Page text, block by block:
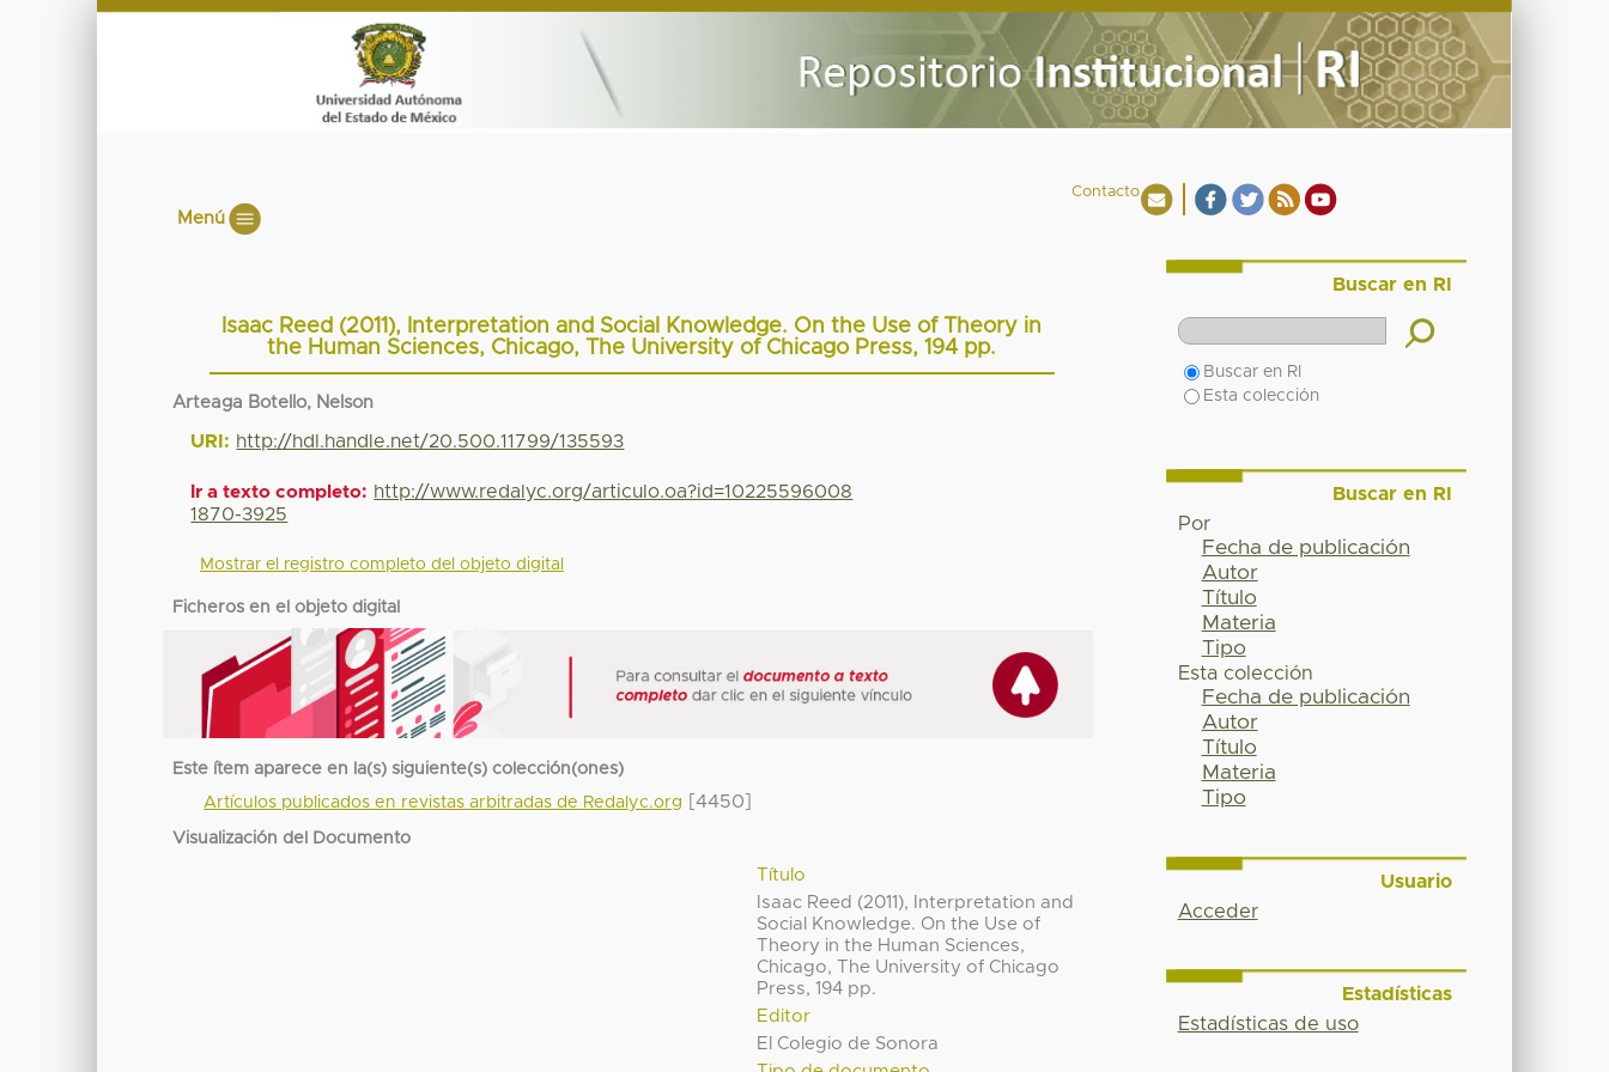
Contacto
Menú
Isaac Reed (2011), Interpretation and Social Knowledge. On the Use of Theory in
the Human Sciences, Chicago, The University of Chicago Press, 194 pp.
Arteaga Botello, Nelson
URI: http://hdl.handle.net/20.500.11799/135593
Ir a texto completo: http://www.redalyc.org/articulo.oa?id=10225596008
1870-3925
Mostrar el registro completo del objeto digital
Ficheros en el objeto digital
Este ítem aparece en la(s) siguiente(s) colección(ones)
Artículos publicados en revistas arbitradas de Redalyc.org
[4450]
Visualización del Documento
Título
Isaac Reed (2011), Interpretation and
Social Knowledge. On the Use of
Theory in the Human Sciences,
Chicago, The University of Chicago
Press, 194 pp.
Editor
El Colegio de Sonora
Buscar en RI
Buscar en RI
Esta colección
Buscar en RI
Por
Fecha de publicación
Autor
Título
Materia
Tipo
Esta colección
Fecha de publicación
Autor
Título
Materia
Tipo
Usuario
Acceder
Estadísticas
Estadísticas de uso